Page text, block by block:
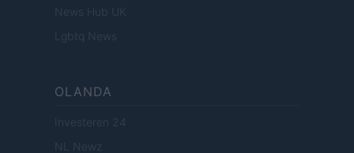
News Hub UK
Lgbtq News
OLANDA
Investeren 24
NL Newz